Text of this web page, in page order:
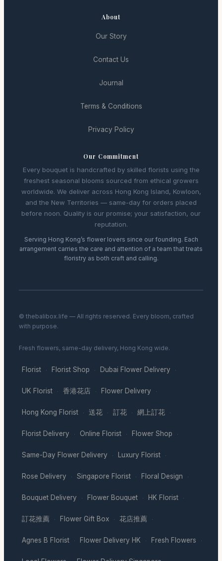
About
Our Story
Contact Us
Journal
Terms & Conditions
Privacy Policy
Our Commitment
Every bouquet is handcrafted by skilled florists using the
freshest seasonal blooms sourced from ethical growers
worldwide. We deliver across Hong Kong Island, Kowloon,
and the New Territories — same-day for orders placed
before noon. Quality is our promise; your satisfaction, our
reputation.
Serving Hong Kong’s flower lovers since our founding. Each
arrangement carries the care and attention of a team that treats
floristry as both craft and calling.
© thebalibox.life — All rights reserved. Every bloom, crafted
with purpose.
Fresh flowers, same-day delivery, Hong Kong wide.
Florist · Florist Shop · Dubai Flower Delivery ·
UK Florist · 香港花店 · Flower Delivery ·
Hong Kong Florist · 送花 · 訂花 · 網上訂花 ·
Florist Delivery · Online Florist · Flower Shop ·
Same-Day Flower Delivery · Luxury Florist ·
Rose Delivery · Singapore Florist · Floral Design ·
Bouquet Delivery · Flower Bouquet · HK Florist ·
訂花推薦 · Flower Gift Box · 花店推薦 ·
Agnes B Florist · Flower Delivery HK · Fresh Flowers ·